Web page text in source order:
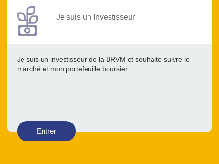
Je suis un Investisseur
Je suis un investisseur de la BRVM et souhaite suivre le
marché et mon portefeuille boursier.
Entrer